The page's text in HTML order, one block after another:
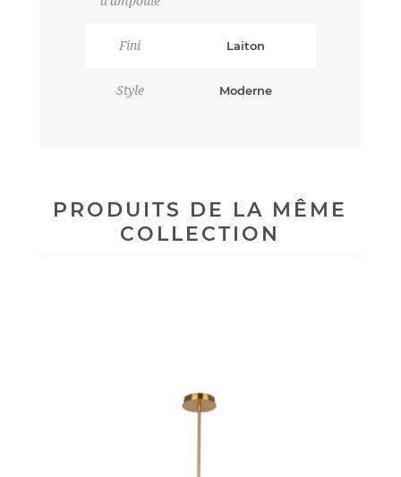
Fini Laiton
Style Moderne
PRODUITS DE LA MÊME
COLLECTION